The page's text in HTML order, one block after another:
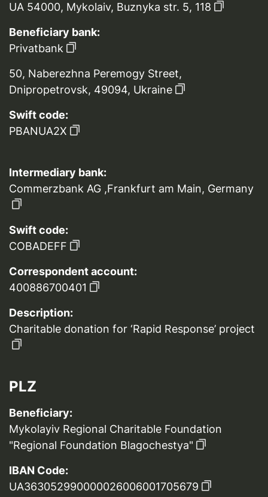
UA 54000, Mykolaiv, Buznyka str. 5, 118
Beneficiary bank:
Privatbank
50, Naberezhna Peremogy Street,
Dnipropetrovsk, 49094, Ukraine
Swift code:
PBANUA2X
Intermediary bank:
Commerzbank AG ,Frankfurt am Main, Germany
Swift code:
COBADEFF
Correspondent account:
400886700401
Description:
Charitable donation for ‘Rapid Response’ project
PLZ
Beneficiary:
Mykolayiv Regional Charitable Foundation
"Regional Foundation Blagochestya"
IBAN Code:
UA363052990000026006001705679